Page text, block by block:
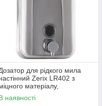
для рідкого мила
Zerix LR402 з
матеріалу,
та стильний
наявності